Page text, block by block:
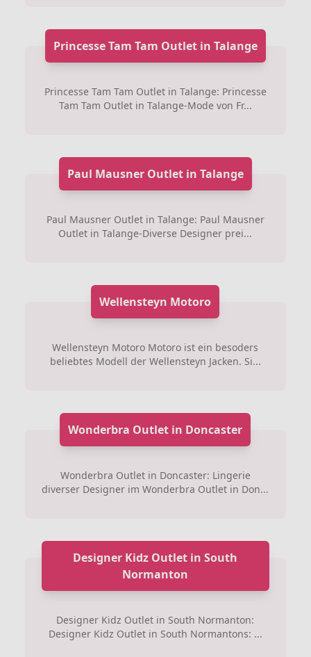
Princesse Tam Tam Outlet in Talange
Princesse Tam Tam Outlet in Talange: Princesse
Tam Tam Outlet in Talange-Mode von Fr...
Paul Mausner Outlet in Talange
Paul Mausner Outlet in Talange: Paul Mausner
Outlet in Talange-Diverse Designer prei...
Wellensteyn Motoro
Wellensteyn Motoro Motoro ist ein besoders
beliebtes Modell der Wellensteyn Jacken. Si...
Wonderbra Outlet in Doncaster
Wonderbra Outlet in Doncaster: Lingerie
diverser Designer im Wonderbra Outlet in Don...
Designer Kidz Outlet in South
Normanton
Designer Kidz Outlet in South Normanton:
Designer Kidz Outlet in South Normantons: ...